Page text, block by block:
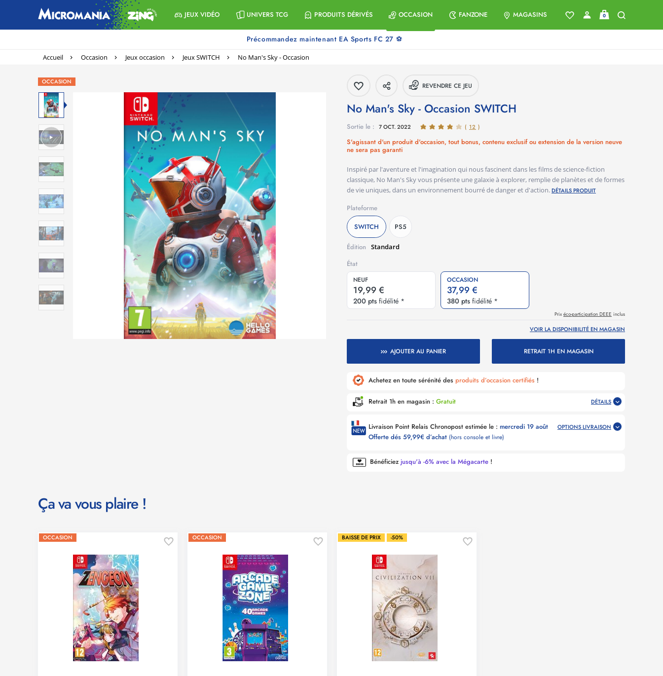
JEUX VIDÉO UNIVERS TCG PRODUITS DÉRIVÉS OCCASION FANZONE MAGASINS 0
Précommandez maintenant EA Sports FC 27 ⚽
Accueil Occasion Jeux occasion Jeux SWITCH No Man's Sky - Occasion
OCCASION REVENDRE CE JEU
No Man's Sky - Occasion SWITCH
Sortie le : 7 OCT. 2022 ( 12 )
S'agissant d'un produit d'occasion, tout bonus, contenu exclusif ou extension de la version neuve
ne sera pas garanti
Inspiré par l'aventure et l'imagination qui nous fascinent dans les films de science-fiction
classique, No Man's Sky vous présente une galaxie à explorer, remplie de planètes et de formes
de vie uniques, dans un environnement bourré de danger et d'action.DÉTAILS PRODUIT
Édition Standard
Plateforme
SWITCH
PS5
État
NEUF
19,99 €
200 pts fidélité *
OCCASION
37,99 €
380 pts fidélité *
Prix éco-participation DEEE inclus
VOIR LA DISPONIBILITÉ EN MAGASIN
AJOUTER AU PANIER RETRAIT 1H EN MAGASIN
Achetez en toute sérénité des produits d’occasion certifiés !
Retrait 1h en magasin : Gratuit DÉTAILS
Livraison Point Relais Chronopost estimée le : mercredi 19 août
Offerte dés 59,99€ d’achat (hors console et livre)
OPTIONS LIVRAISON
Bénéficiez jusqu'à -6% avec la Mégacarte !
Ça va vous plaire !
OCCASION OCCASION BAISSE DE PRIX -50%